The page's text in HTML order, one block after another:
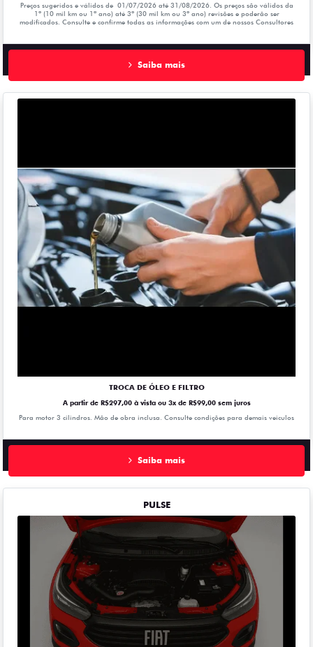
Preços sugeridos e válidos de 01/07/2026 até 31/08/2026. Os preços são válidos da
1º (10 mil km ou 1ª ano) até 3º (30 mil km ou 3º ano) revisões e poderão ser
modificados. Consulte e confirme todas as informações com um de nossos Consultores
Saiba mais
TROCA DE ÓLEO E FILTRO
A partir de R$297,00 à vista ou 3x de R$99,00 sem juros
Para motor 3 cilindros. Mão de obra inclusa. Consulte condições para demais veiculos
Saiba mais
PULSE